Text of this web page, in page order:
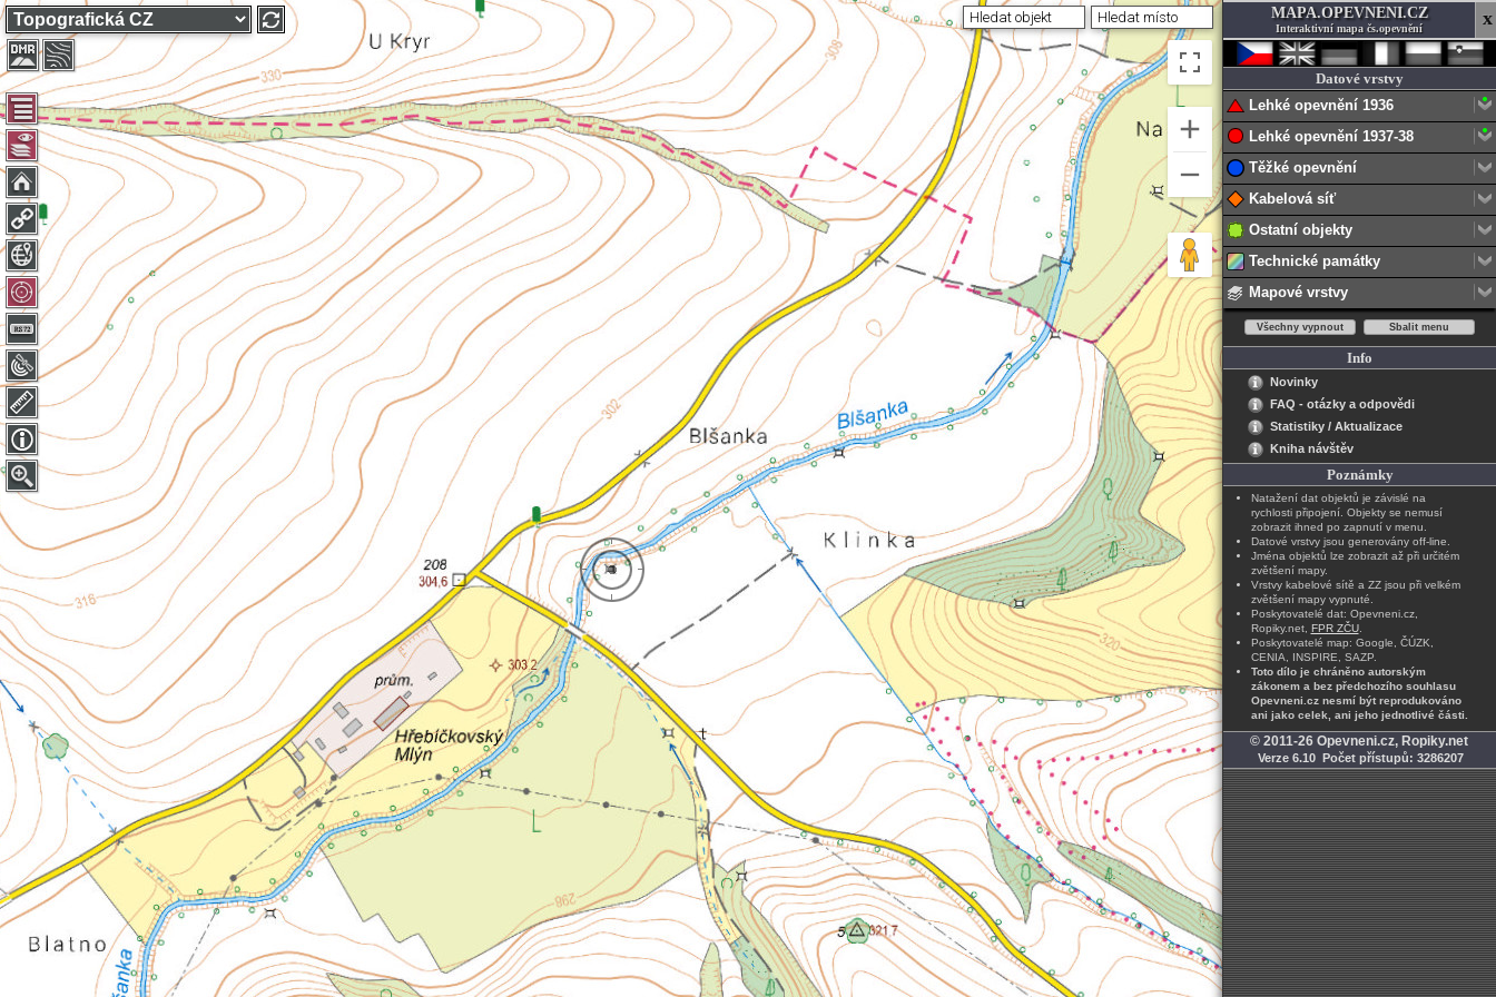
MAPA.OPEVNENI.CZ x
Interaktivní mapa čs.opevnění
Datové vrstvy
Lehké opevnění 1936
Lehké opevnění 1937-38
Těžké opevnění
Kabelová síť
Ostatní objekty
Technické památky
Mapové vrstvy
Info
Novinky
FAQ - otázky a odpovědi
Statistiky / Aktualizace
Kniha návštěv
Poznámky
Natažení dat objektů je závislé na
rychlosti připojení. Objekty se nemusí
zobrazit ihned po zapnutí v menu.
Datové vrstvy jsou generovány off-line.
Jména objektů lze zobrazit až při určitém
zvětšení mapy.
Vrstvy kabelové sítě a ZZ jsou při velkém
zvětšení mapy vypnuté.
Poskytovatelé dat: Opevneni.cz,
Ropiky.net, FPR ZČU.
Poskytovatelé map: Google, ČÚZK,
CENIA, INSPIRE, SAZP.
Toto dílo je chráněno autorským
zákonem a bez předchozího souhlasu
Opevneni.cz nesmí být reprodukováno
ani jako celek, ani jeho jednotlivé části.
© 2011-26 Opevneni.cz, Ropiky.net
Verze 6.10 Počet přístupů: 3286207